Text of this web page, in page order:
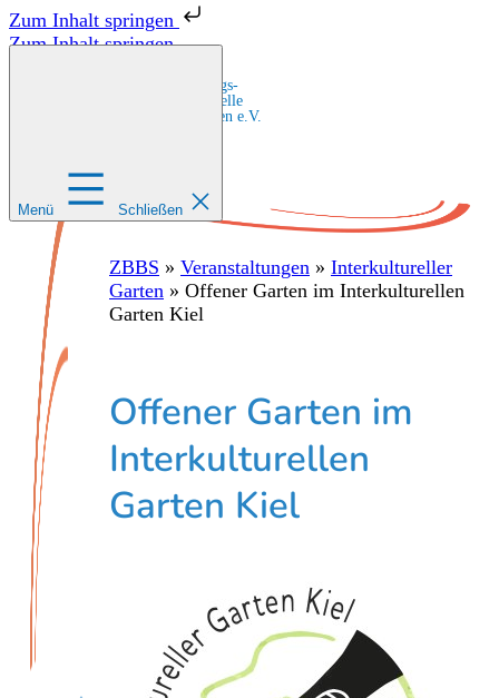
Zum Inhalt springen
Zum Inhalt springen
Zentrale Bildungs-
und Beratungsstelle
für Migrant:innen e.V.
Menü Schließen
ZBBS » Veranstaltungen » Interkultureller
Garten » Offener Garten im Interkulturellen
Garten Kiel
Offener Garten im
Interkulturellen
Garten Kiel